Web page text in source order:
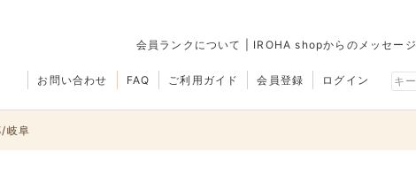
会員ランクについて IROHA shopからのメッセージ
会員登録 ログイン
ご利用ガイド
FAQ
お問い合わせ
/岐阜